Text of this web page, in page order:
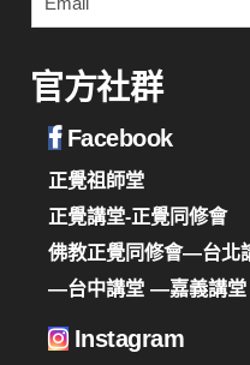
官方社群
Facebook
正覺祖師堂
正覺講堂-正覺同修會
佛教正覺同修會—台北
—台中講堂 —嘉義講堂
Instagram